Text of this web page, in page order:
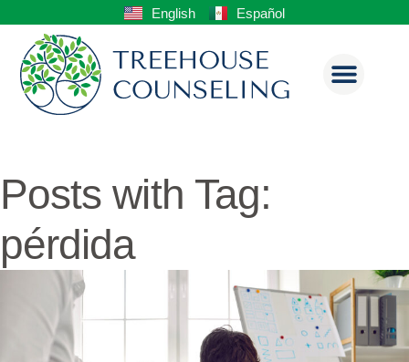
English Español
Posts with Tag:
pérdida